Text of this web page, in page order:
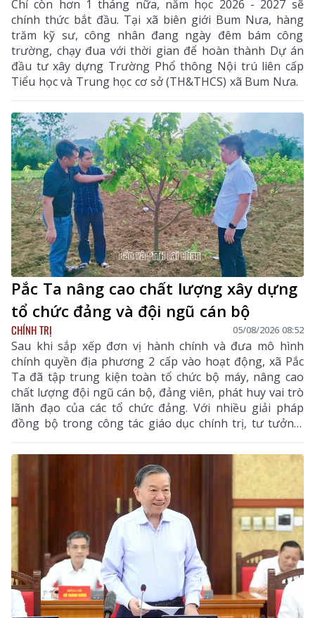
Chỉ còn hơn 1 tháng nữa, năm học 2026 - 2027 sẽ
chính thức bắt đầu. Tại xã biên giới Bum Nưa, hàng
trăm kỹ sư, công nhân đang ngày đêm bám công
trường, chạy đua với thời gian để hoàn thành Dự án
đầu tư xây dựng Trường Phổ thông Nội trú liên cấp
Tiểu học và Trung học cơ sở (TH&THCS) xã Bum Nưa.
Pắc Ta nâng cao chất lượng xây dựng
tổ chức đảng và đội ngũ cán bộ
CHÍNH TRỊ 05/08/2026 08:52
Sau khi sắp xếp đơn vị hành chính và đưa mô hình
chính quyền địa phương 2 cấp vào hoạt động, xã Pắc
Ta đã tập trung kiện toàn tổ chức bộ máy, nâng cao
chất lượng đội ngũ cán bộ, đảng viên, phát huy vai trò
lãnh đạo của các tổ chức đảng. Với nhiều giải pháp
đồng bộ trong công tác giáo dục chính trị, tư tưởng,
phát triển đảng viên, đào tạo, bố trí cán bộ và tăng
cường chuyển đổi số trong công tác đảng, Đảng bộ xã
từng bước xây dựng hệ thống chính trị trong sạch,
vững mạnh, đáp ứng yêu cầu nhiệm vụ trong giai
đoạn mới.